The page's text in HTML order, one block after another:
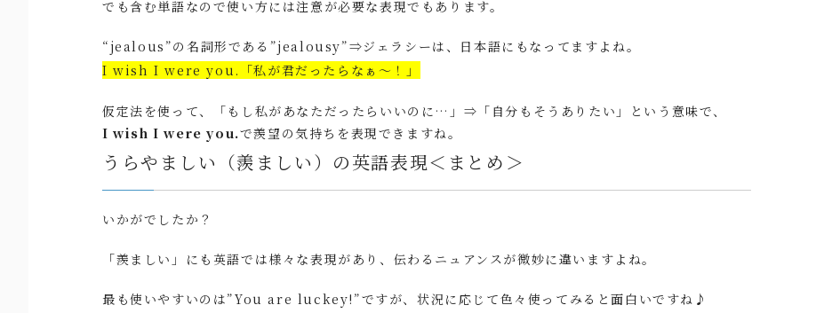
でも含む単語なので使い方には注意が必要な表現でもあります。
“jealous”の名詞形である”jealousy”⇒ジェラシーは、日本語にもなってますよね。
I wish I were you.「私が君だったらなぁ～！」
仮定法を使って、「もし私があなただったらいいのに…」⇒「自分もそうありたい」という意味で、
I wish I were you.で羨望の気持ちを表現できますね。
うらやましい（羨ましい）の英語表現＜まとめ＞
いかがでしたか？
「羨ましい」にも英語では様々な表現があり、伝わるニュアンスが微妙に違いますよね。
最も使いやすいのは”You are luckey!”ですが、状況に応じて色々使ってみると面白いですね♪